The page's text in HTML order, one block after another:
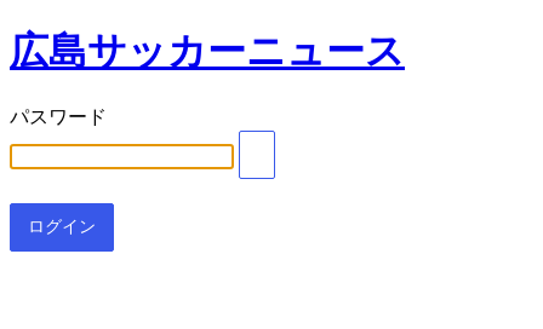
広島サッカーニュース
パスワード